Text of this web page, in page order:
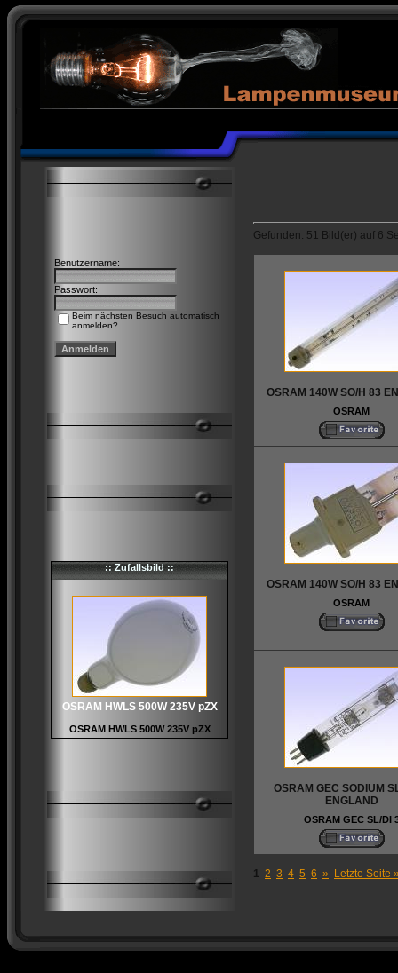
Benutzername:
Passwort:
Beim nächsten Besuch automatisch
anmelden?
:: Zufallsbild ::
OSRAM HWLS 500W 235V pZX
OSRAM HWLS 500W 235V pZX
Gefunden: 51 Bild(er) auf 6
OSRAM 140W SO/H 83
OSRAM
OSRAM 140W SO/H 83
OSRAM
OSRAM GEC SODIUM
ENGLAND
OSRAM GEC SL/DI
1 2 3 4 5 6 » Letzte Seite